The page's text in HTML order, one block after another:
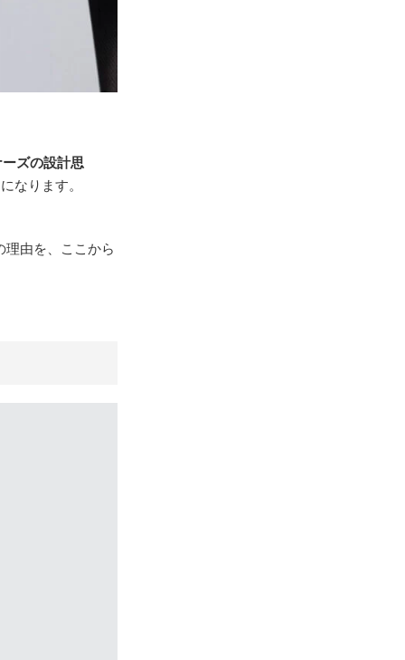
ーズの設計思
なります。
理由を、ここから